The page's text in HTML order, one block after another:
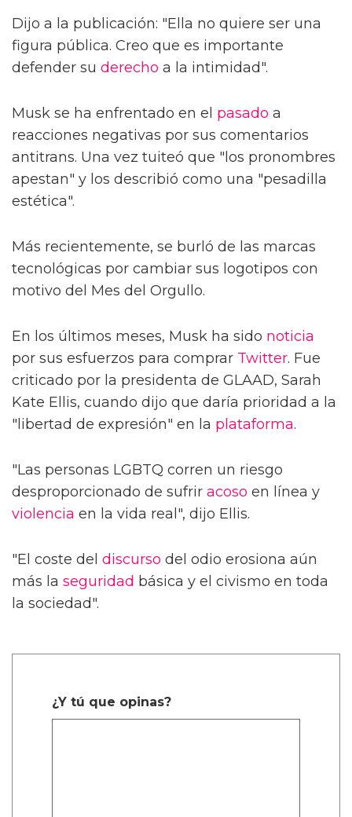
Dijo a la publicación: "Ella no quiere ser una
figura pública. Creo que es importante
defender su derecho a la intimidad".
Musk se ha enfrentado en el pasado a
reacciones negativas por sus comentarios
antitrans. Una vez tuiteó que "los pronombres
apestan" y los describió como una "pesadilla
estética".
Más recientemente, se burló de las marcas
tecnológicas por cambiar sus logotipos con
motivo del Mes del Orgullo.
En los últimos meses, Musk ha sido noticia
por sus esfuerzos para comprar Twitter. Fue
criticado por la presidenta de GLAAD, Sarah
Kate Ellis, cuando dijo que daría prioridad a la
"libertad de expresión" en la plataforma.
"Las personas LGBTQ corren un riesgo
desproporcionado de sufrir acoso en línea y
violencia en la vida real", dijo Ellis.
"El coste del discurso del odio erosiona aún
más la seguridad básica y el civismo en toda
la sociedad".
¿Y tú que opinas?